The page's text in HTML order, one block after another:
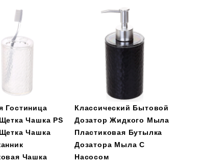
Гостиница
Чашка PS
Чашка
Чашка
Классический Бытовой
Дозатор Жидкого Мыла
Пластиковая Бутылка
Дозатора Мыла С
Насосом